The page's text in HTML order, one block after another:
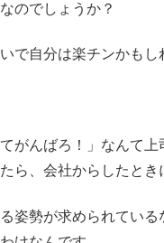
のでしょうか？
で自分は楽チンかも
てがんばろ！」なんて
ら、会社からしたとき
姿勢が求められてい